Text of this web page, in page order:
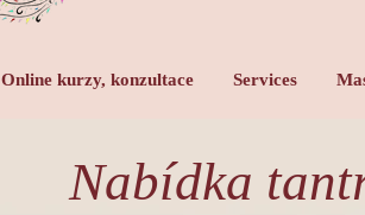
Online kurzy, konzultace Services
Nabídka